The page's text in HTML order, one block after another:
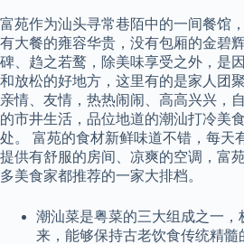
富苑作为汕头寻常巷陌中的一间餐馆
有大餐的雍容华贵，没有包厢的金碧
碑、趋之若鹜，除美味享受之外，是
和放松的好地方，这里有的是家人团
亲情、友情，热热闹闹、高高兴兴，
的市井生活，品位地道的潮汕打冷美
处。 富苑的食材新鲜味道不错，每天
提供有舒服的房间、凉爽的空调，富
多美食家都推荐的一家大排档。
潮汕菜是粤菜的三大组成之一
来，能够保持古老饮食传统精